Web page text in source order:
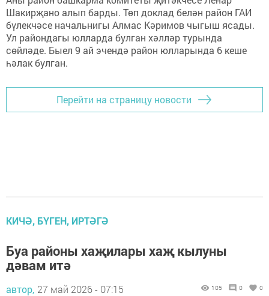
Шакирҗано алып барды. Төп доклад белән район ГАИ
бүлекчәсе начальнигы Алмас Кәримов чыгыш ясады.
Ул райондагы юлларда булган хәлләр турында
сөйләде. Быел 9 ай эчендә район юлларында 6 кеше
һәлак булган.
Перейти на страницу новости
КИЧӘ, БҮГЕН, ИРТӘГӘ
Буа районы хаҗилары хаҗ кылуны
дәвам итә
автор, 27 май 2026 - 07:15 105 0 0